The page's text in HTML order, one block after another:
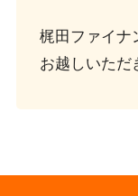
梶田ファイナ
お越しいただ